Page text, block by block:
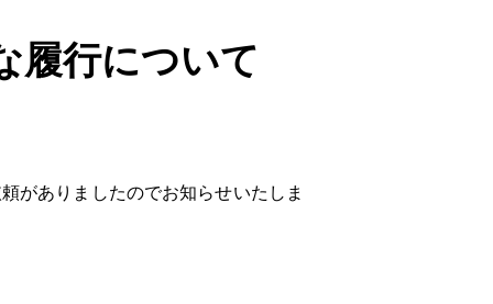
履行について
がありましたのでお知らせいたしま